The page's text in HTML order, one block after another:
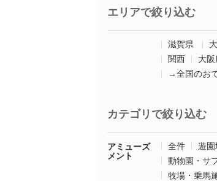
エリアで絞り込む
滋賀県
関西
大阪
→全国のお
カテゴリで絞り込む
アミューズ
メント
全件 遊園
動物園・サ
牧場・乗馬